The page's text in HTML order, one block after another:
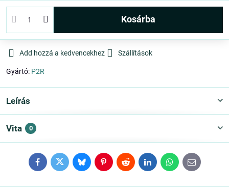
kosárba
Add hozzá a kedvencekhez Szállítások
Gyártó: P2R
Leírás
Vita 0
FacebookTwitterBlueskyPinterestRedditLinkedInWhatsApp
E-
mail